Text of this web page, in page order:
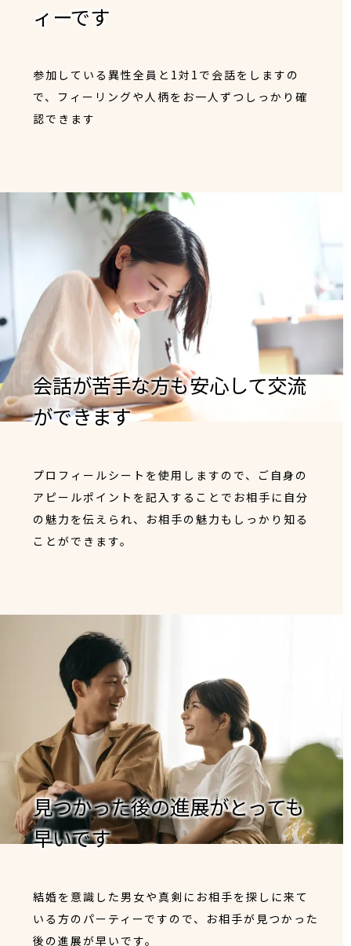
ィーです
参加している異性全員と1対1で会話をしますの
で、フィーリングや人柄をお一人ずつしっかり確
認できます
会話が苦手な方も安心して交流
ができます
プロフィールシートを使用しますので、ご自身の
アピールポイントを記入することでお相手に自分
の魅力を伝えられ、お相手の魅力もしっかり知る
ことができます。
見つかった後の進展がとっても
早いです
結婚を意識した男女や真剣にお相手を探しに来て
いる方のパーティーですので、お相手が見つかった
後の進展が早いです。